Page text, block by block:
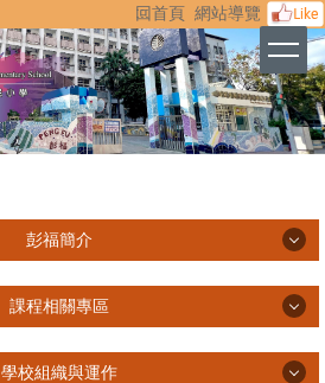
:::
回首頁 網站導覽
彭福簡介
課程相關專區
學校組織與運作